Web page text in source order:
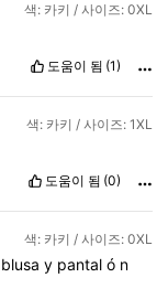
색: 카키 / 사이즈: 0XL
도움이 됨 (1)
색: 카키 / 사이즈: 1XL
도움이 됨 (0)
색: 카키 / 사이즈: 0XL
blusa y pantal ó n